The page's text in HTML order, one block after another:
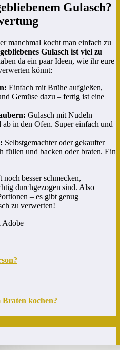
Gulasch?
manchmal kocht man einfach zu
Gulasch ist viel zu
da ein paar Ideen, wie ihr eure
könnt:
Einfach mit Brühe aufgießen,
Gemüse dazu – fertig ist eine
Gulasch mit Nudeln
in den Ofen. Super einfach und
Selbstgemachter oder gekaufter
füllen und backen oder braten. Ein
besser schmecken,
durchgezogen sind. Also
– es gibt genug
zu verwerten!
Adobe
kochen?